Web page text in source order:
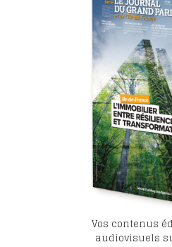
Vos contenus
audiovisuels